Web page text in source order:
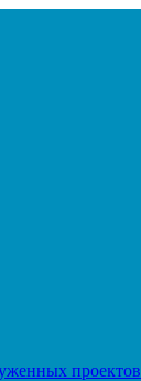
проектов